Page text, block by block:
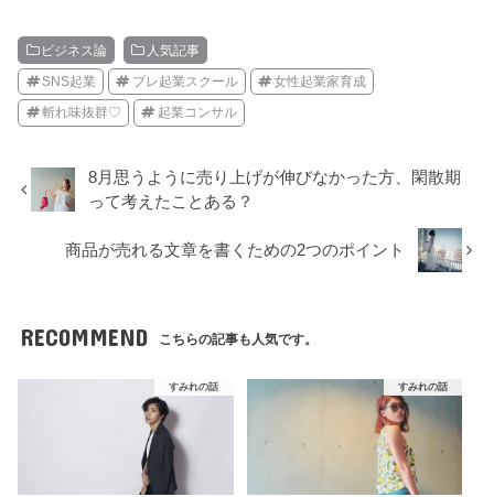
ビジネス論 人気記事
SNS起業 プレ起業スクール 女性起業家育成
斬れ味抜群♡ 起業コンサル
8月思うように売り上げが伸びなかった方、閑散期
って考えたことある？
商品が売れる文章を書くための2つのポイント
RECOMMEND こちらの記事も人気です。
すみれの話 すみれの話